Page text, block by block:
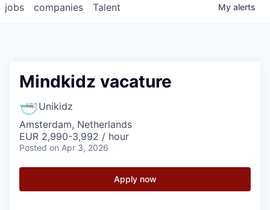
jobs companies Talent My alerts
Mindkidz vacature
Unikidz
Amsterdam, Netherlands
EUR 2,990-3,992 / hour
Posted on Apr 3, 2026
Apply now